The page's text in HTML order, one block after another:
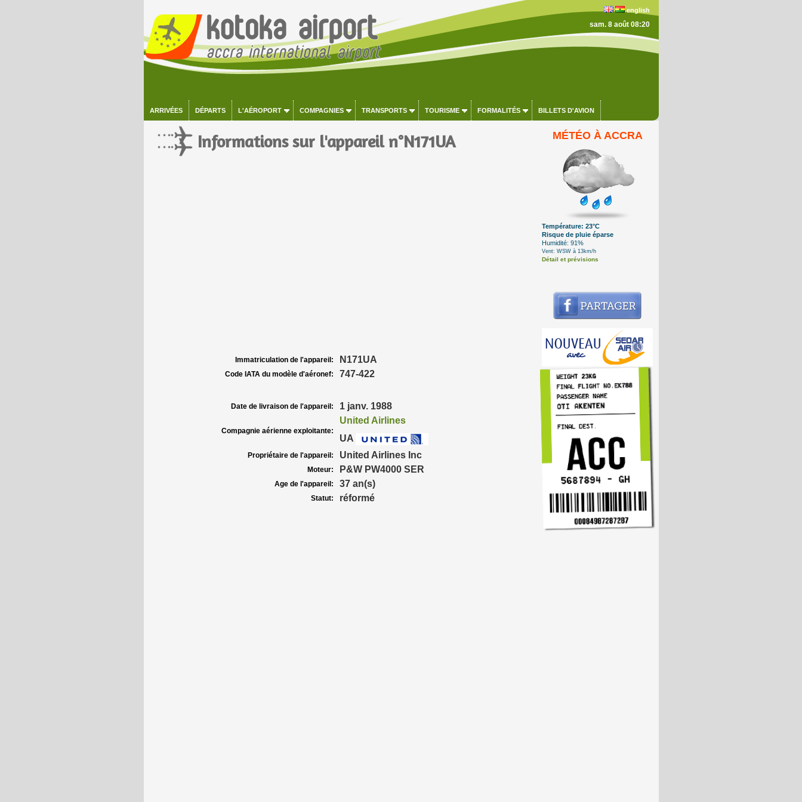
english
sam. 8 août 08:20
ARRIVÉES DÉPARTS L'AÉROPORT COMPAGNIES TRANSPORTS TOURISME FORMALITÉS BILLETS D'AVION
Informations sur l'appareil n°N171UA
Immatriculation de l'appareil: N171UA
Code IATA du modèle d'aéronef: 747-422
Date de livraison de l'appareil: 1 janv. 1988
Compagnie aérienne exploitante:
United Airlines
UA
Propriétaire de l'appareil: United Airlines Inc
Moteur: P&W PW4000 SER
Age de l'appareil: 37 an(s)
Statut: réformé
MÉTÉO À ACCRA
Température: 23°C
Risque de pluie éparse
Humidité: 91%
Vent: WSW à 13km/h
Détail et prévisions